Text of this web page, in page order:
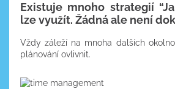
Existuje mnoho strategií
lze využít. Žádná ale není
Vždy záleží na mnoha dalších
plánování ovlivnit.